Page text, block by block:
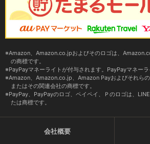
Amazon、Amazon.co.jpおよびそのロゴは、
の商標です。
PayPayマネーライトが付与されます。PayPayマネーラ
Amazon、Amazon.co.jp、Amazon Payおよびそれら
またはその関連会社の商標です。
PayPay、PayPayのロゴ、ペイペイ、Ｐのロゴは、
たは商標です。
会社概要